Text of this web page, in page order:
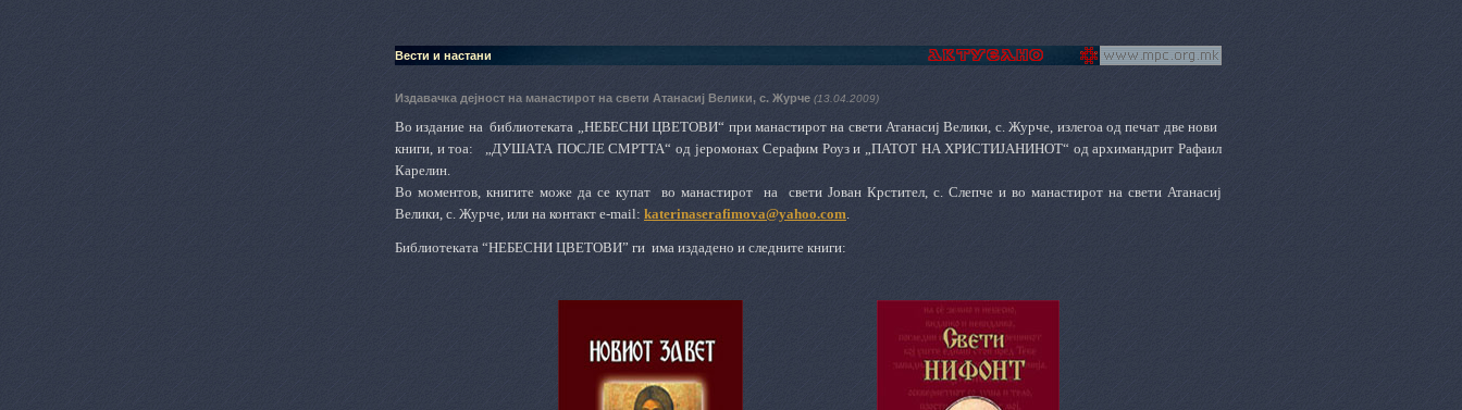
Вести и настани
Издавачка дејност на манастирот на свети Атанасиј Велики, с. Журче (13.04.2009)
Во издание набиблиотеката „НЕБЕСНИ ЦВЕТОВИ“ при манастирот на светиАтанасиј Велики, с. Журче, излегоа од печат две нови
книги, и тоа: „ДУШАТА ПОСЛЕ СМРТТА“ од јеромонах Серафим Роуз и „ПАТОТ НА ХРИСТИЈАНИНОТ“ одархимандрит Рафаил
Карелин.
Во моментов, книгите може да се купат во манастирот на свети Јован Крстител, с. Слепче и во манастирот на свети Атанасиј
Велики, с. Журче, или на контакт e-mail: katerinaserafimova@yahoo.com.
Библиотеката “НЕБЕСНИ ЦВЕТОВИ” ги има издадено и следните книги: